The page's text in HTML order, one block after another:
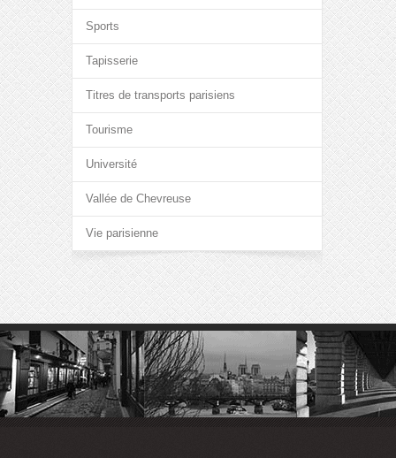
Sports
Tapisserie
Titres de transports parisiens
Tourisme
Université
Vallée de Chevreuse
Vie parisienne